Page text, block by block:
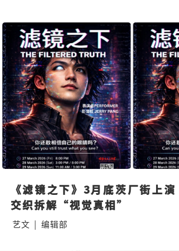
《滤镜之下》3月底茨厂街上
交织拆解“视觉真相”
艺文 | 编辑部